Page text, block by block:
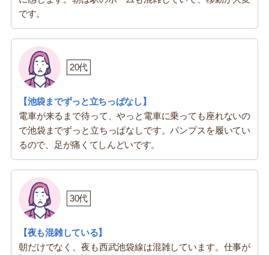
です。
20代
【池袋までずっと立ちっぱなし】
電車が来るまで待って、やっと電車に乗っても座れないの
で池袋までずっと立ちっぱなしです。パンプスを履いてい
るので、足が痛くてしんどいです。
30代
【夜も混雑している】
朝だけでなく、夜も西武池袋線は混雑しています。仕事が